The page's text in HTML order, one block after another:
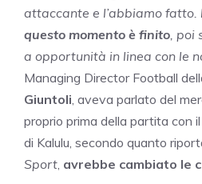
attaccante e l’abbiamo fatto.
questo momento è finito ,
a opportunità in linea con le
Managing Director Football
Giuntoli , aveva parlato del
proprio prima della partita con
di Kalulu, secondo quanto
Sport avrebbe cambiato le